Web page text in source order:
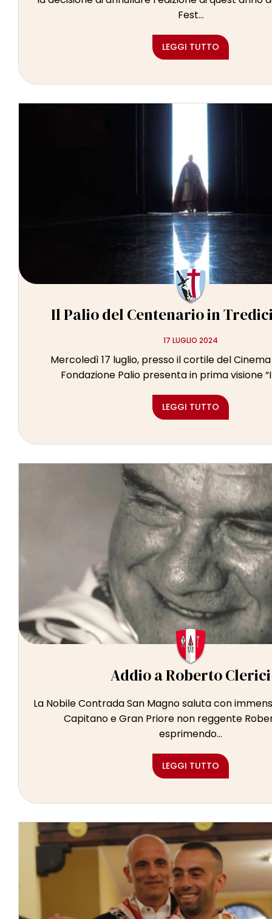
Fest...
LEGGI TUTTO
Il Palio del Centenario in
17 LUGLIO 2024
Mercoledì 17 luglio, presso il cortile del
Fondazione Palio presenta in prima visione
LEGGI TUTTO
Addio a Roberto Clerici
La Nobile Contrada San Magno saluta con
Capitano e Gran Priore non reggente
esprimendo...
LEGGI TUTTO